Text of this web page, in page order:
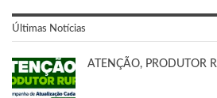
Últimas Notícias
ATENÇÃO, PRODUTOR